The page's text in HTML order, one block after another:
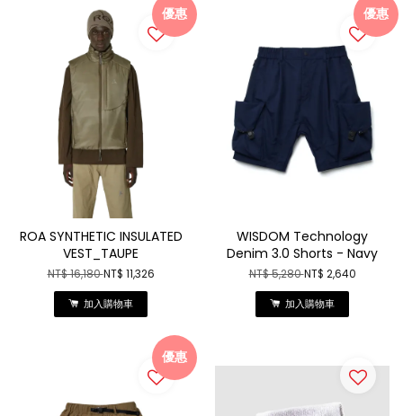
優惠
ROA SYNTHETIC INSULATED
VEST_TAUPE
NT$ 16,180NT$ 11,326
加入購物車
優惠
WISDOM Technology
Denim 3.0 Shorts - Navy
NT$ 5,280NT$ 2,640
加入購物車
優惠